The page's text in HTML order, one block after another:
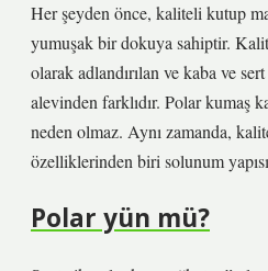
Her şeyden önce, kaliteli kutup
yumuşak bir dokuya sahiptir.
olarak adlandırılan ve kaba ve
alevinden farklıdır. Polar kumaş
neden olmaz. Aynı zamanda,
özelliklerinden biri solunum
Polar yün mü?